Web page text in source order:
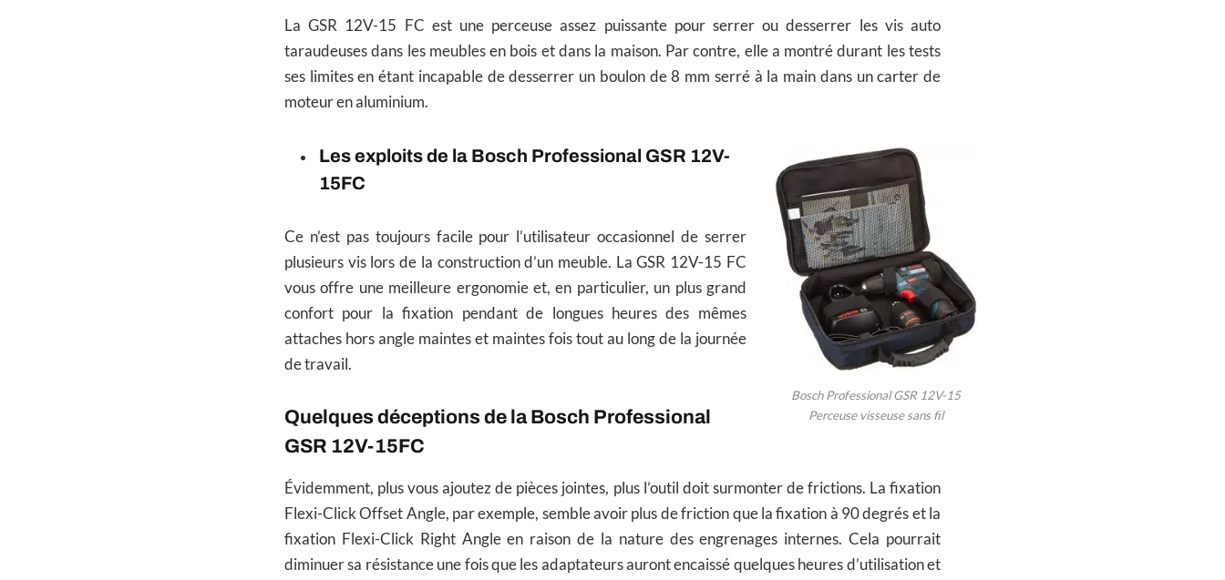
La GSR 12V-15 FC est une perceuse assez puissante pour serrer ou desserrer les vis auto
taraudeuses dans les meubles en bois et dans la maison. Par contre, elle a montré durant les tests
ses limites en étant incapable de desserrer un boulon de 8 mm serré à la main dans un carter de
moteur en aluminium.
Bosch Professional GSR 12V-15
Perceuse visseuse sans fil
Les exploits de la Bosch Professional GSR 12V-
15FC
Ce n’est pas toujours facile pour l’utilisateur occasionnel de serrer
plusieurs vis lors de la construction d’un meuble. La GSR 12V-15 FC
vous offre une meilleure ergonomie et, en particulier, un plus grand
confort pour la fixation pendant de longues heures des mêmes
attaches hors angle maintes et maintes fois tout au long de la journée
de travail.
Quelques déceptions de la Bosch Professional
GSR 12V-15FC
Évidemment, plus vous ajoutez de pièces jointes, plus l’outil doit surmonter de frictions. La fixation
Flexi-Click Offset Angle, par exemple, semble avoir plus de friction que la fixation à 90 degrés et la
fixation Flexi-Click Right Angle en raison de la nature des engrenages internes. Cela pourrait
diminuer sa résistance une fois que les adaptateurs auront encaissé quelques heures d’utilisation et